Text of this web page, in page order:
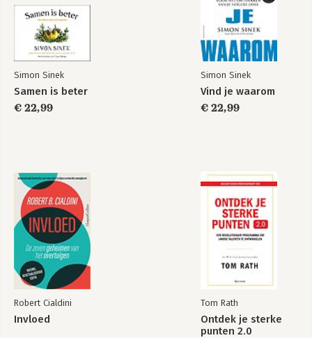
Simon Sinek
Samen is beter
€ 22,99
Simon Sinek
Vind je waarom
€ 22,99
Robert Cialdini
Invloed
Tom Rath
Ontdek je sterke
punten 2.0